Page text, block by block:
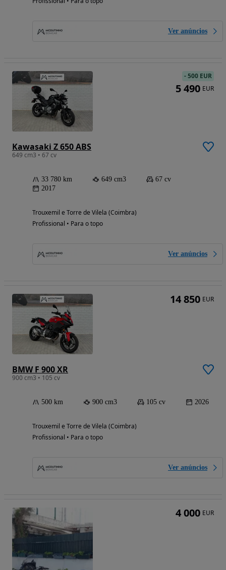
Ver anúncios
Kawasaki Z 650 ABS
649 cm3 • 67 cv
33 780 km 649 cm3
67 cv
2017
Trouxemil e Torre de Vilela (Coimbra)
Profissional • Para o topo
Ver anúncios
-500 EUR
5 490 EUR
BMW F 900 XR
900 cm3 • 105 cv
500 km 900 cm3 105 cv 2026
Trouxemil e Torre de Vilela (Coimbra)
Profissional • Para o topo
Ver anúncios
14 850 EUR
4 000 EUR